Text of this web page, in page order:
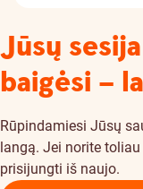
Jūsų
baigėsi –
Rūpindamiesi Jūsų
langą. Jei norite
prisijungti iš naujo.